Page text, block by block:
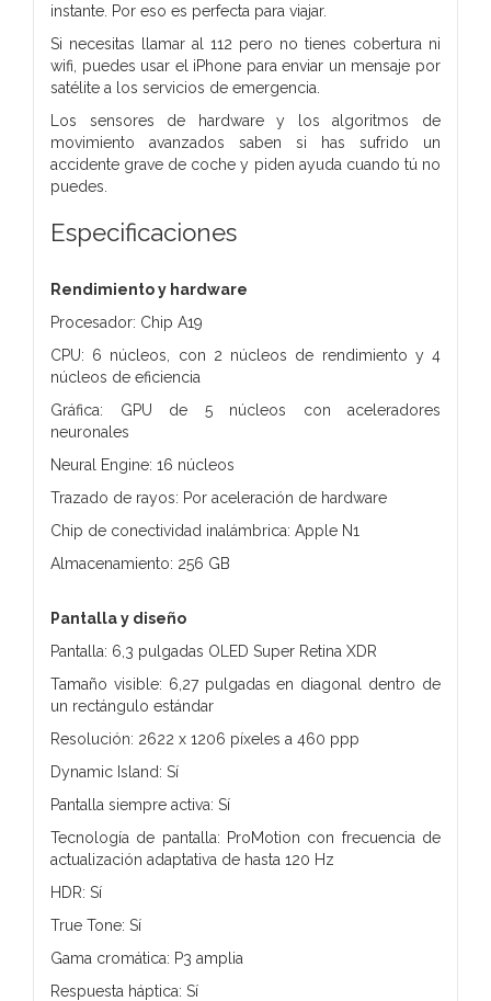
instante. Por eso es perfecta para viajar.
Si necesitas llamar al 112 pero no tienes cobertura ni
wifi, puedes usar el iPhone para enviar un mensaje por
satélite a los servicios de emergencia.
Los sensores de hardware y los algoritmos de
movimiento avanzados saben si has sufrido un
accidente grave de coche y piden ayuda cuando tú no
puedes.
Especificaciones
Rendimiento y hardware
Procesador: Chip A19
CPU: 6 núcleos, con 2 núcleos de rendimiento y 4
núcleos de eficiencia
Gráfica: GPU de 5 núcleos con aceleradores
neuronales
Neural Engine: 16 núcleos
Trazado de rayos: Por aceleración de hardware
Chip de conectividad inalámbrica: Apple N1
Almacenamiento: 256 GB
Pantalla y diseño
Pantalla: 6,3 pulgadas OLED Super Retina XDR
Tamaño visible: 6,27 pulgadas en diagonal dentro de
un rectángulo estándar
Resolución: 2622 x 1206 píxeles a 460 ppp
Dynamic Island: Sí
Pantalla siempre activa: Sí
Tecnología de pantalla: ProMotion con frecuencia de
actualización adaptativa de hasta 120 Hz
HDR: Sí
True Tone: Sí
Gama cromática: P3 amplia
Respuesta háptica: Sí